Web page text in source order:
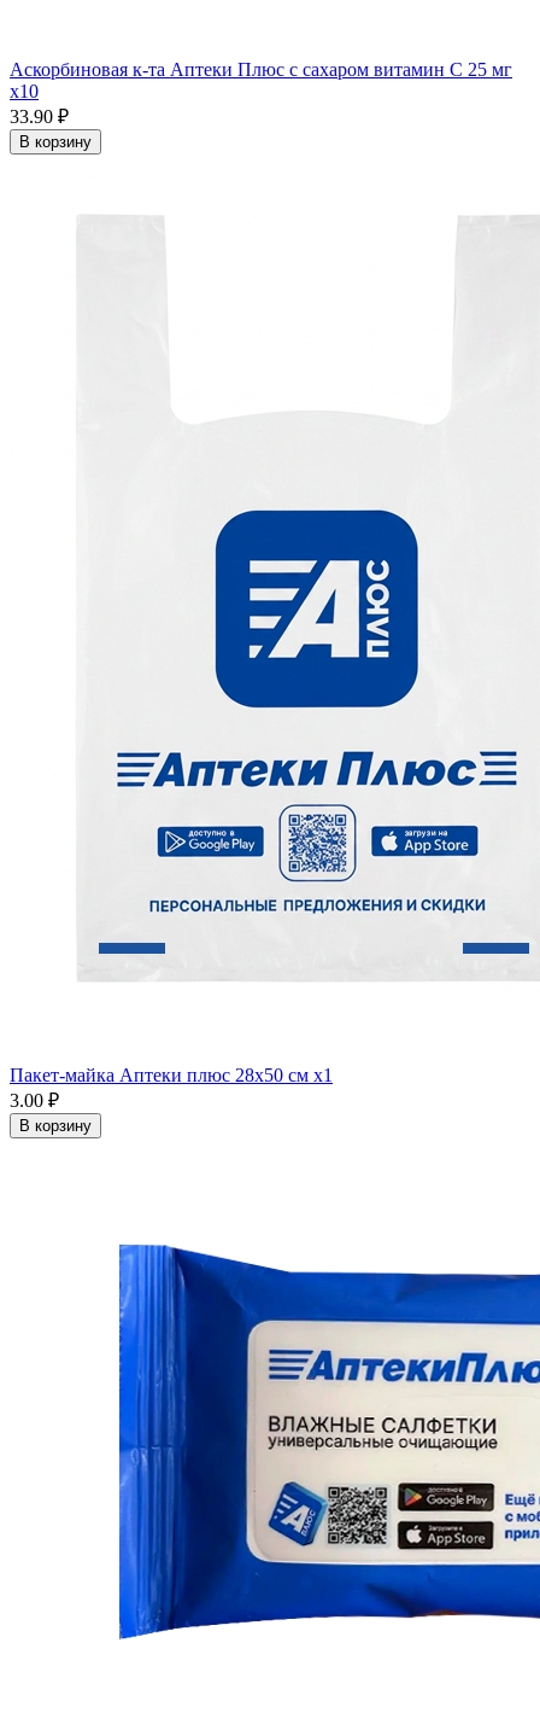
Аскорбиновая к-та Аптеки Плюс с сахаром витамин С 25 мг
x10
33.90 ₽
В корзину
Пакет-майка Аптеки плюс 28х50 см x1
3.00 ₽
В корзину